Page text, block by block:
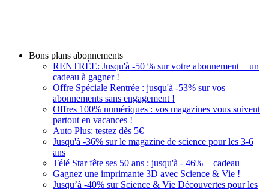
Bons plans abonnements
RENTRÉE: Jusqu'à -50 % sur votre abonnement + un
cadeau à gagner !
Offre Spéciale Rentrée : jusqu'à -53% sur vos
abonnements sans engagement !
Offres 100% numériques : vos magazines vous suivent
partout en vacances !
Auto Plus: testez dès 5€
Jusqu'à -36% sur le magazine de science pour les 3-6
ans
Télé Star fête ses 50 ans : jusqu'à - 46% + cadeau
Gagnez une imprimante 3D avec Science & Vie !
Jusqu’à -40% sur Science & Vie Découvertes pour les